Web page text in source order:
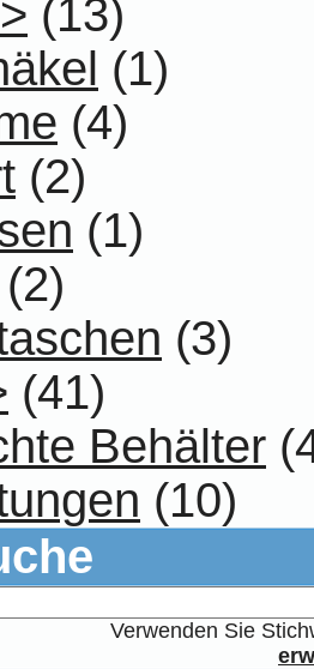
(13)
(1)
(4)
(2)
(1)
(2)
(3)
(41)
Behälter
(10)
Verwenden Sie